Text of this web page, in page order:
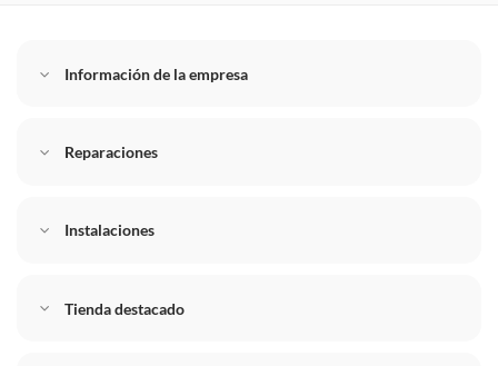
Información de la empresa
Reparaciones
Instalaciones
Tienda destacado